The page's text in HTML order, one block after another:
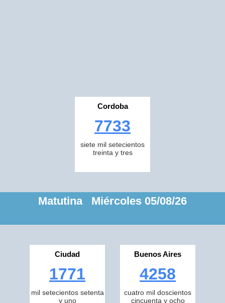
Cordoba
7733
siete mil setecientos
treinta y tres
Matutina Miércoles 05/08/26
Ciudad
1771
mil setecientos setenta
y uno
Buenos Aires
4258
cuatro mil doscientos
cincuenta y ocho